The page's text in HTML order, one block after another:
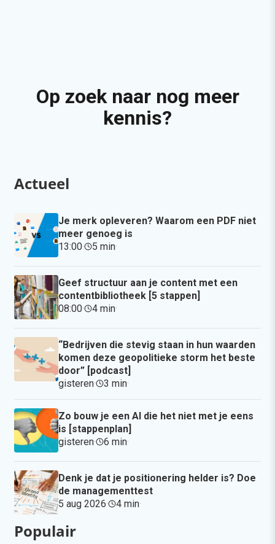
Op zoek naar nog meer
kennis?
Actueel
Je merk opleveren? Waarom een PDF niet
meer genoeg is
13:00· 5 min·
Geef structuur aan je content met een
contentbibliotheek [5 stappen]
08:00· 4 min·
“Bedrijven die stevig staan in hun waarden
komen deze geopolitieke storm het beste
door” [podcast]
gisteren· 3 min·
Zo bouw je een AI die het niet met je eens
is [stappenplan]
gisteren· 6 min·
Denk je dat je positionering helder is? Doe
de managementtest
5 aug 2026· 4 min·
Populair